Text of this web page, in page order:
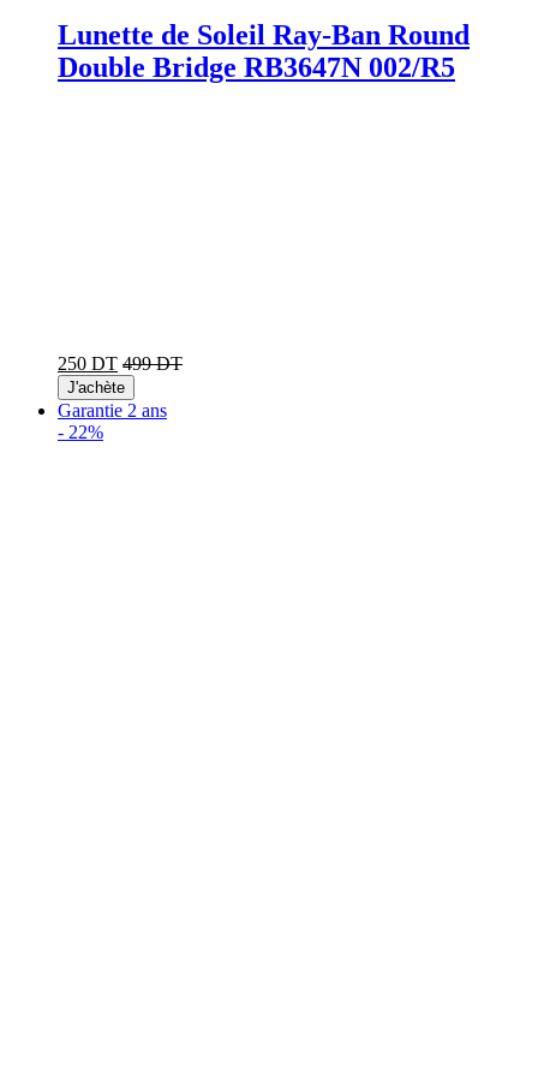
Lunette de Soleil Ray-Ban Round
Double Bridge RB3647N 002/R5
250 DT 499 DT
J'achète
Garantie 2 ans
- 22%